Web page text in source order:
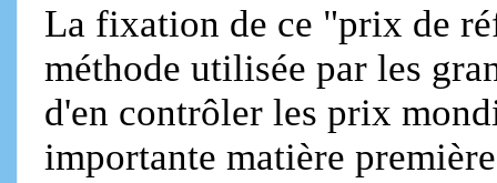
La fixation de ce "prix de
méthode utilisée par les
d'en contrôler les prix
importante matière